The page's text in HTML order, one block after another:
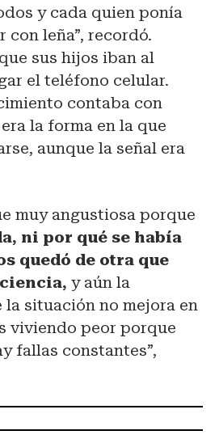
y cada quien ponía
con leña”, recordó.
sus hijos iban al
el teléfono celular.
contaba con
la forma en la que
aunque la señal era
muy angustiosa porque
ni por qué se había
quedó de otra que
y aún la
la situación no mejora en
viviendo peor porque
fallas constantes”,